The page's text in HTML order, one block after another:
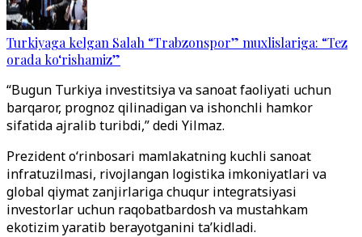
Turkiyaga kelgan Salah “Trabzonspor” muxlislariga: “Tez
orada ko‘rishamiz”
“Bugun Turkiya investitsiya va sanoat faoliyati uchun
barqaror, prognoz qilinadigan va ishonchli hamkor
sifatida ajralib turibdi,” dedi Yilmaz.
Prezident o‘rinbosari mamlakatning kuchli sanoat
infratuzilmasi, rivojlangan logistika imkoniyatlari va
global qiymat zanjirlariga chuqur integratsiyasi
investorlar uchun raqobatbardosh va mustahkam
ekotizim yaratib berayotganini ta’kidladi.